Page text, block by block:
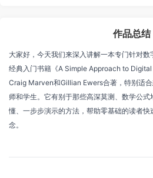
作品总结
大家好，今天我们来深入讲解一本专门针
经典入门书籍《A Simple Approach to
Craig Marven和Gillian Ewers合著，特别适
师和学生。它有别于那些高深莫测、数学公
懂、一步步演示的方法，帮助零基础的读者
念。